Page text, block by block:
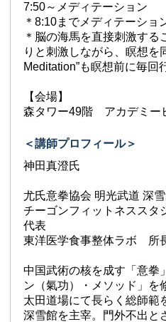
7:50～メディテーション
＊8:10までメディテーショ
＊脳の海馬を直接刺激す
りと刺激しながら、瞑想を
Meditation”も瞑想前に毎回
【会場】
森タワー49階 アカデミー
＜講師プロフィール＞
神田真澄氏
尤氏意拳協会 明光武道 深
チーゴンフィットネスス
代表
東洋医学食事整体ラボ 所
中国武術の核を成す「意拳
ン（氣功）・メソッド」を
太田道場にて長らく総師範
深雪館を主宰。門外不出と